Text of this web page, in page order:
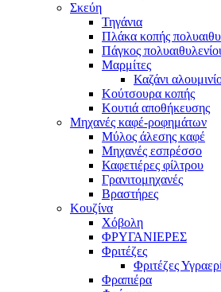
Σκεύη
Τηγάνια
Πλάκα κοπής
Πάγκος
Μαρμίτες
Καζάνι
Κούτσουρα κοπής
Κουτιά αποθήκευσης
Μηχανές καφέ-ροφημάτων
Μύλος άλεσης καφέ
Μηχανές εσπρέσσο
Καφετιέρες φίλτρου
Γρανιτομηχανές
Βραστήρες
Κουζίνα
Χόβολη
ΦΡΥΓΑΝΙΕΡΕΣ
Φριτέζες
Φριτέζες
Φραπιέρα